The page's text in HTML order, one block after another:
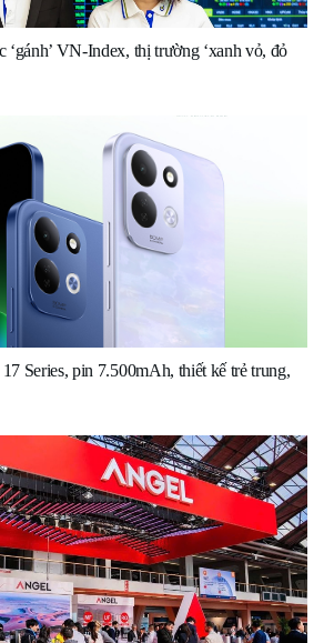
VN-Index, thị trường ‘xanh vỏ, đỏ
Series, pin 7.500mAh, thiết kế trẻ trung,